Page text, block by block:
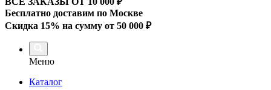
Бесплатно доставим по Москве
Скидка 15% на сумму от 50 000 ₽
Меню
Каталог